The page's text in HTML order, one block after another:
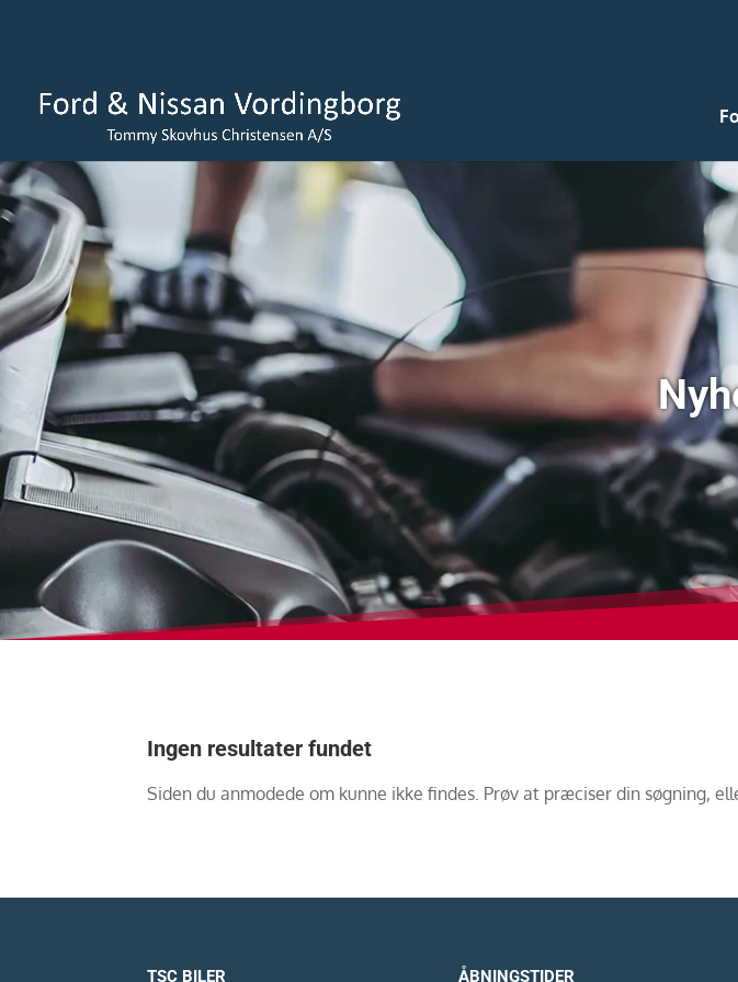
Ingen resultater fundet
Siden du anmodede om kunne ikke findes. Prøv at præciser din søgning,
TSC BILER ÅBNINGSTIDER